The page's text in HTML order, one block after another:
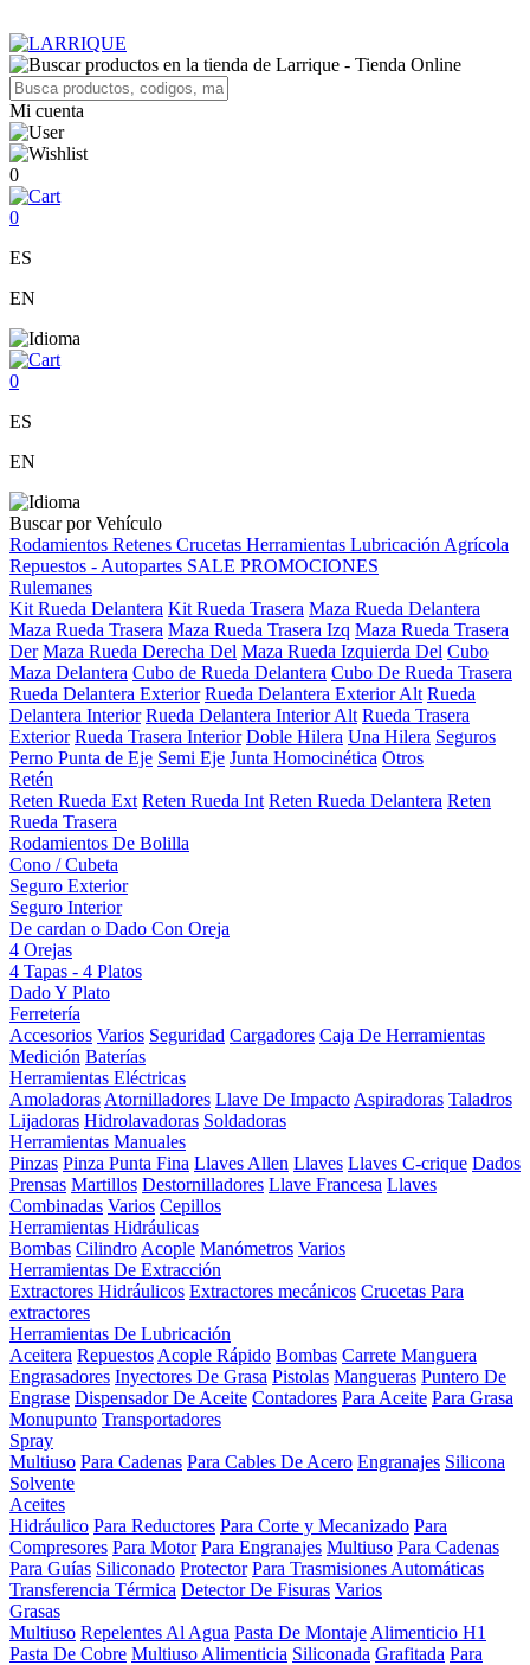
Mi cuenta
0
0
ES
EN
0
ES
EN
Buscar por Vehículo
Rodamientos Retenes Crucetas Herramientas Lubricación Agrícola
Repuestos - Autopartes SALE PROMOCIONES
Rulemanes
Kit Rueda Delantera Kit Rueda Trasera Maza Rueda Delantera
Maza Rueda Trasera Maza Rueda Trasera Izq Maza Rueda Trasera
Der Maza Rueda Derecha Del Maza Rueda Izquierda Del Cubo
Maza Delantera Cubo de Rueda Delantera Cubo De Rueda Trasera
Rueda Delantera Exterior Rueda Delantera Exterior Alt Rueda
Delantera Interior Rueda Delantera Interior Alt Rueda Trasera
Exterior Rueda Trasera Interior Doble Hilera Una Hilera Seguros
Perno Punta de Eje Semi Eje Junta Homocinética Otros
Retén
Reten Rueda Ext Reten Rueda Int Reten Rueda Delantera Reten
Rueda Trasera
Rodamientos De Bolilla
Cono / Cubeta
Seguro Exterior
Seguro Interior
De cardan o Dado Con Oreja
4 Orejas
4 Tapas - 4 Platos
Dado Y Plato
Ferretería
Accesorios Varios Seguridad Cargadores Caja De Herramientas
Medición Baterías
Herramientas Eléctricas
Amoladoras Atornilladores Llave De Impacto Aspiradoras Taladros
Lijadoras Hidrolavadoras Soldadoras
Herramientas Manuales
Pinzas Pinza Punta Fina Llaves Allen Llaves Llaves C-crique Dados
Prensas Martillos Destornilladores Llave Francesa Llaves
Combinadas Varios Cepillos
Herramientas Hidráulicas
Bombas Cilindro Acople Manómetros Varios
Herramientas De Extracción
Extractores Hidráulicos Extractores mecánicos Crucetas Para
extractores
Herramientas De Lubricación
Aceitera Repuestos Acople Rápido Bombas Carrete Manguera
Engrasadores Inyectores De Grasa Pistolas Mangueras Puntero De
Engrase Dispensador De Aceite Contadores Para Aceite Para Grasa
Monupunto Transportadores
Spray
Multiuso Para Cadenas Para Cables De Acero Engranajes Silicona
Solvente
Aceites
Hidráulico Para Reductores Para Corte y Mecanizado Para
Compresores Para Motor Para Engranajes Multiuso Para Cadenas
Para Guías Siliconado Protector Para Trasmisiones Automáticas
Transferencia Térmica Detector De Fisuras Varios
Grasas
Multiuso Repelentes Al Agua Pasta De Montaje Alimenticio H1
Pasta De Cobre Multiuso Alimenticia Siliconada Grafitada Para